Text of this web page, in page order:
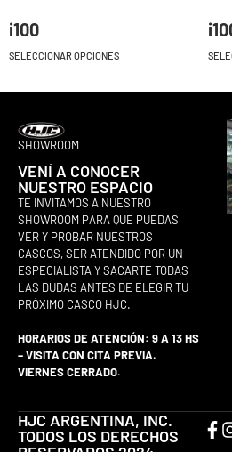
i100
SELECCIONAR OPCIONES
SHOWROOM
VENÍ A CONOCER
NUESTRO ESPACIO
TE INVITAMOS A NUESTRO
SHOWROOM PARA QUE PUEDAS
VER Y PROBAR NUESTROS
CASCOS, SER ATENDIDO POR UN
ESPECIALISTA Y SACARTE TODAS
LAS DUDAS ANTES DE ELEGIR TU
PRÓXIMO CASCO HJC.
HORARIOS DE ATENCIÓN: 9 A 13 HS
– VISITA CON CITA PREVIA.
VIERNES CERRADO.
HJC ARGENTINA, INC.
TODOS LOS DERECHOS